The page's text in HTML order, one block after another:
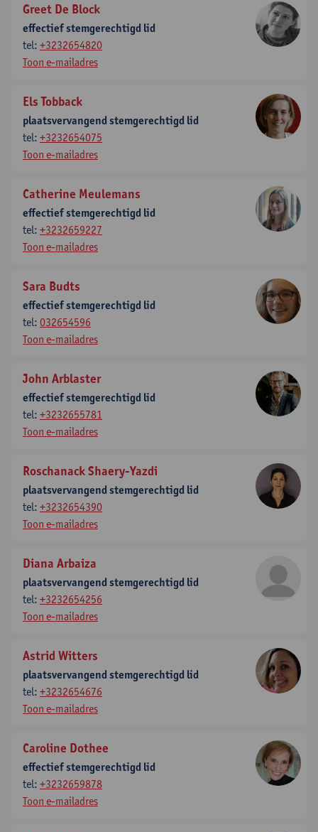
Greet De Block
effectief stemgerechtigd lid
tel: +3232654820
Toon e-mailadres
Els Tobback
plaatsvervangend stemgerechtigd lid
tel: +3232654075
Toon e-mailadres
Catherine Meulemans
effectief stemgerechtigd lid
tel: +3232659227
Toon e-mailadres
Sara Budts
effectief stemgerechtigd lid
tel: 032654596
Toon e-mailadres
John Arblaster
effectief stemgerechtigd lid
tel: +3232655781
Toon e-mailadres
Roschanack Shaery-Yazdi
plaatsvervangend stemgerechtigd lid
tel: +3232654390
Toon e-mailadres
Diana Arbaiza
plaatsvervangend stemgerechtigd lid
tel: +3232654256
Toon e-mailadres
Astrid Witters
plaatsvervangend stemgerechtigd lid
tel: +3232654676
Toon e-mailadres
Caroline Dothee
effectief stemgerechtigd lid
tel: +3232659878
Toon e-mailadres